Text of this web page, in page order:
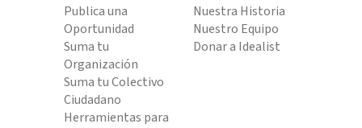
Publica una
Oportunidad
Suma tu
Organización
Suma tu Colectivo
Ciudadano
Herramientas para
Nuestra Historia
Nuestro Equipo
Donar a Idealist